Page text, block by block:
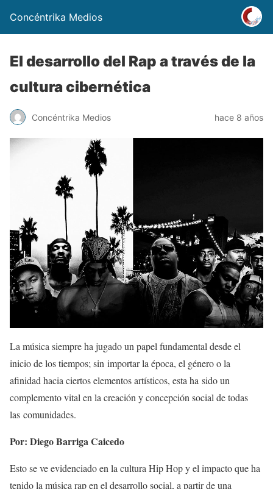
Concéntrika Medios
El desarrollo del Rap a través de la
cultura cibernética
Concéntrika Medios hace 8 años
La música siempre ha jugado un papel fundamental desde el
inicio de los tiempos; sin importar la época, el género o la
afinidad hacia ciertos elementos artísticos, esta ha sido un
complemento vital en la creación y concepción social de todas
las comunidades.
Por: Diego Barriga Caicedo
Esto se ve evidenciado en la cultura Hip Hop y el impacto que ha
tenido la música rap en el desarrollo social, a partir de una